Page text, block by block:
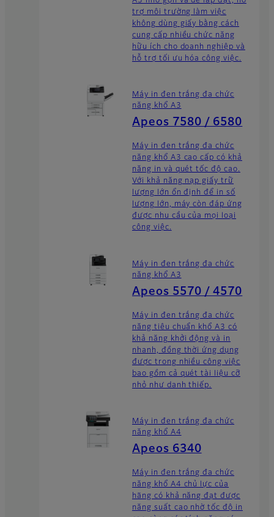
trợ môi trường làm việc
không dùng giấy bằng cách
cung cấp nhiều chức năng
hữu ích cho doanh nghiệp và
hỗ trợ tối ưu hóa công việc.
Máy in đen trắng đa chức
năng khổ A3
Apeos 7580 / 6580
Máy in đen trắng đa chức
năng khổ A3 cao cấp có khả
năng in và quét tốc độ cao.
Với khả năng nạp giấy trữ
lượng lớn ổn định để in số
lượng lớn, máy còn đáp ứng
được nhu cầu của mọi loại
công việc.
Máy in đen trắng đa chức
năng khổ A3
Apeos 5570 / 4570
Máy in đen trắng đa chức
năng tiêu chuẩn khổ A3 có
khả năng khởi động và in
nhanh, đồng thời ứng dụng
được trong nhiều công việc
bao gồm cả quét tài liệu cỡ
nhỏ như danh thiếp.
Máy in đen trắng đa chức
năng khổ A4
Apeos 6340
Máy in đen trắng đa chức
năng khổ A4 chủ lực của
hãng có khả năng đạt được
năng suất cao nhờ tốc độ in